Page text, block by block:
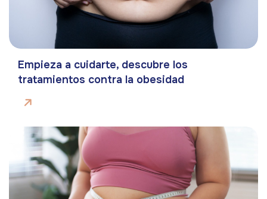
Empieza a cuidarte, descubre los
tratamientos contra la obesidad